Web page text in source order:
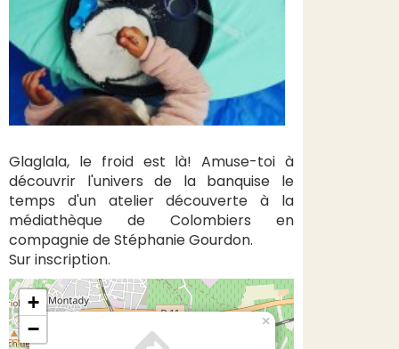
Glaglala, le froid est là! Amuse-toi à
découvrir l'univers de la banquise le
temps d'un atelier découverte à la
médiathèque de Colombiers en
compagnie de Stéphanie Gourdon.
Sur inscription.
×
+
−